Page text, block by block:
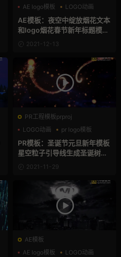
AE logo模板
LOGO动画
中国风
AE模板：夜空中绽放烟花文本
和logo烟花春节新年标题模板
Text & Logo Fireworks
2021-12-13
PR工程模板prproj
LOGO动画
pr logo模板
元旦
PR模板：圣诞节元旦新年模板
星空粒子引导线生成圣诞树视
频模板 Christmas Wishes L
ogo Reveal
2021-11-29
AE模板
AE logo模板
LOGO动画